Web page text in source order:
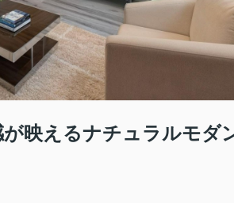
映えるナチュラルモダ